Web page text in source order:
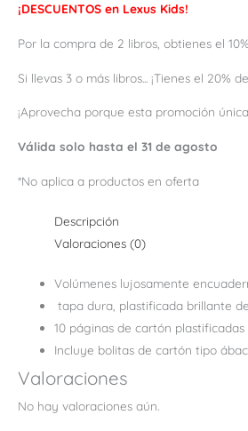
¡DESCUENTOS en Lexus Kids!
Por la compra de 2 libros, obtienes el
Si llevas 3 o más libros... ¡Tienes el 20%
¡Aprovecha porque esta promoción
Válida solo hasta el 31 de agosto
*No aplica a productos en oferta
Descripción
Valoraciones (0)
Volúmenes lujosamente
tapa dura, plastificada brillante
10 páginas de cartón plastificadas
Incluye bolitas de cartón tipo
Valoraciones
No hay valoraciones aún.